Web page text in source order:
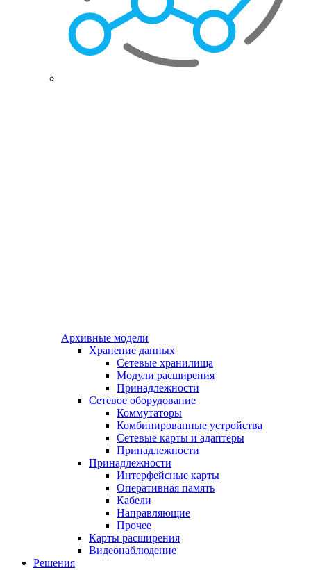
Архивные модели
Хранение данных
Сетевые хранилища
Модули расширения
Принадлежности
Сетевое оборудование
Коммутаторы
Комбинированные устройства
Сетевые карты и адаптеры
Принадлежности
Принадлежности
Интерфейсные карты
Оперативная память
Кабели
Направляющие
Прочее
Карты расширения
Видеонаблюдение
Решения